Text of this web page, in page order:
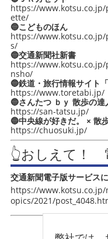
https://
ette/
🔵こどものほん
https://
s/
🔵交通新聞社新書
https://
nsho/
🔵鉄道・旅行情報サイト
https://www.toretabi.jp/
🔵さんたつ ｂｙ 散歩の達
https://san-tatsu.jp/
🔵中央線が好きだ。 × 散
https://chuosuki.jp/
👆おしえて！
交通新聞電子版サービス
https://www.kotsu.co.jp/
opics/2021/